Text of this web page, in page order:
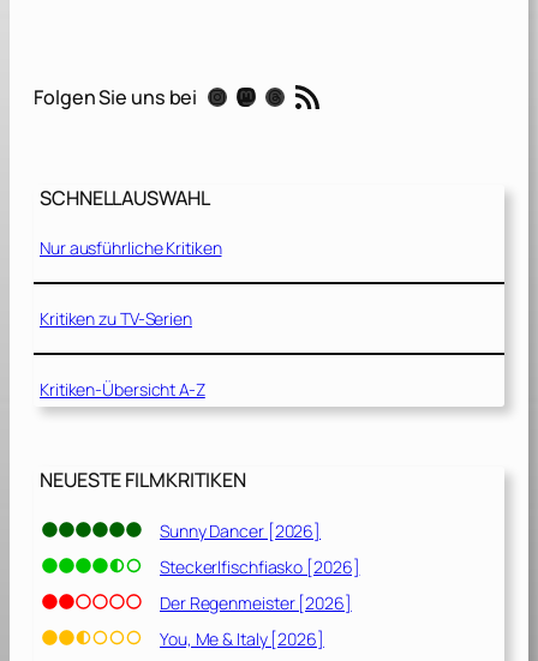
n
b
r
e
M
R
g
r
[
2
0
Folgen Sie uns bei Instagram Mastodon Threads RSS-Feed
SCHNELLAUSWAHL
Nur ausführliche Kritiken
Kritiken zu TV-Serien
Kritiken-Übersicht A-Z
NEUESTE FILMKRITIKEN
Sunny Dancer [2026]
Steckerlfischfiasko [2026]
Der Regenmeister [2026]
You, Me & Italy [2026]